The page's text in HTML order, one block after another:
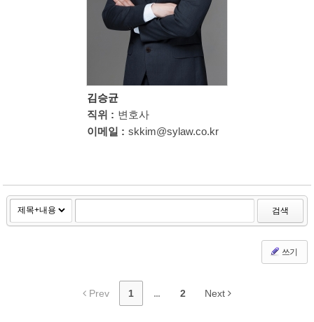
김승균
직위 : 변호사
이메일 : skkim@sylaw.co.kr
검색
쓰기
Prev 1 ... 2 Next